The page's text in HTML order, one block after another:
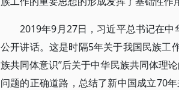
2019年9月27日，习近平总书记在
公开讲话。这是时隔5年关于我国民族工
族共同体意识”后关于中华民族共同体理
问题的正确道路，总结了新中国成立70